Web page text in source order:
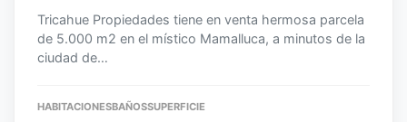
Tricahue Propiedades tiene en venta hermosa parcela
de 5.000 m2 en el místico Mamalluca, a minutos de la
ciudad de…
HABITACIONESBAÑOSSUPERFICIE